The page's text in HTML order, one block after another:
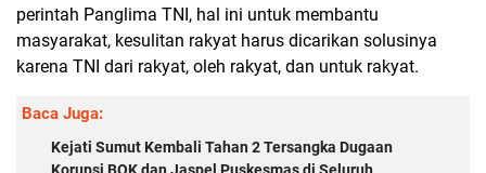
perintah Panglima TNI, hal ini untuk membantu
masyarakat, kesulitan rakyat harus dicarikan solusinya
karena TNI dari rakyat, oleh rakyat, dan untuk rakyat.
Baca Juga:
Kejati Sumut Kembali Tahan 2 Tersangka Dugaan